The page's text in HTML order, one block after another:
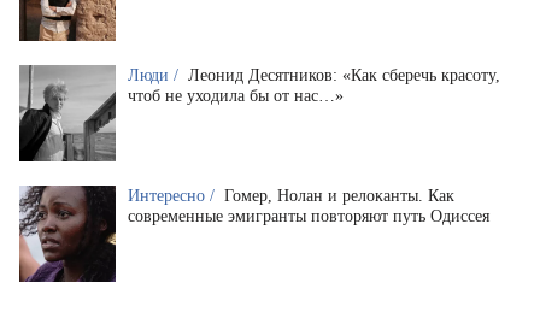
Люди / Леонид Десятников: «Как сберечь красоту,
чтоб не уходила бы от нас…»
Интересно / Гомер, Нолан и релоканты. Как
современные эмигранты повторяют путь Одиссея